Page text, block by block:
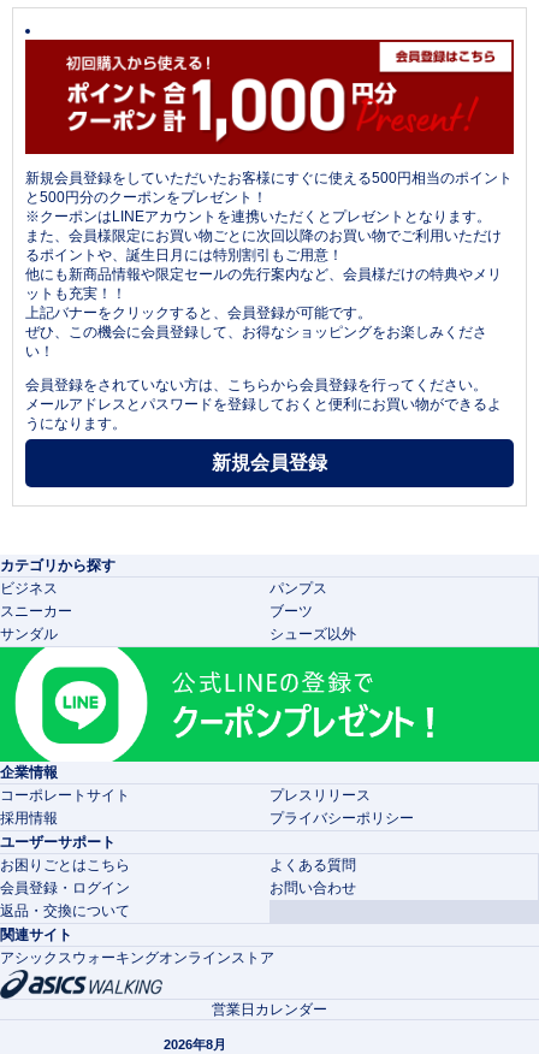
新規会員登録をしていただいたお客様にすぐに使える500円相当のポイント
と500円分のクーポンをプレゼント！
※クーポンはLINEアカウントを連携いただくとプレゼントとなります。
また、会員様限定にお買い物ごとに次回以降のお買い物でご利用いただけ
るポイントや、誕生日月には特別割引もご用意！
他にも新商品情報や限定セールの先行案内など、会員様だけの特典やメリ
ットも充実！！
上記バナーをクリックすると、会員登録が可能です。
ぜひ、この機会に会員登録して、お得なショッピングをお楽しみくださ
い！
会員登録をされていない方は、こちらから会員登録を行ってください。
メールアドレスとパスワードを登録しておくと便利にお買い物ができるよ
うになります。
カテゴリから探す
ビジネス
パンプス
スニーカー
ブーツ
サンダル
シューズ以外
企業情報
コーポレートサイト
プレスリリース
採用情報
プライバシーポリシー
ユーザーサポート
お困りごとはこちら
よくある質問
会員登録・ログイン
お問い合わせ
返品・交換について
関連サイト
アシックスウォーキングオンラインストア
営業日カレンダー
2026年8月